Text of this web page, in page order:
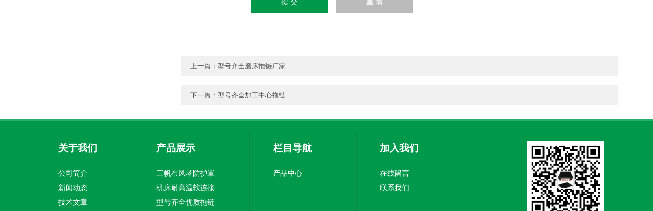
上一篇： 型号齐全磨床拖链厂家
下一篇： 型号齐全加工中心拖链
关于我们
公司简介
新闻动态
技术文章
产品展示
三帆布风琴防护罩
机床耐高温软连接
型号齐全优质拖链
栏目导航
产品中心
加入我们
在线留言
联系我们